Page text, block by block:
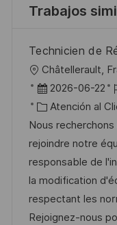
Trabajos
Technicien de
U
b
c
a
c
i
ó
n
Châtellerault,
F
e
c
h
a
d
e
p
2026-06-22
I
l
C
a
t
e
g
o
r
Atención al
Nous
rejoindre notre
responsable de
la modification
respectant les
Rejoignez-nous